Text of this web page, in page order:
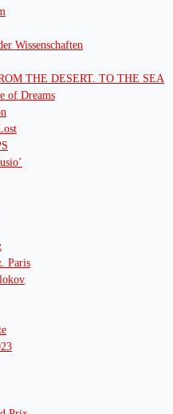
Wissenschaften
THE DESERT. TO THE SEA
of Dreams
Paris